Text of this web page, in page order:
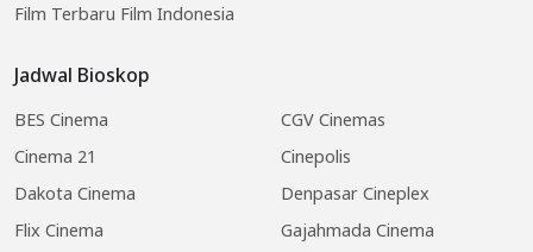
Film Terbaru Film Indonesia
Jadwal Bioskop
BES Cinema
CGV Cinemas
Cinema 21
Cinepolis
Dakota Cinema
Denpasar Cineplex
Flix Cinema
Gajahmada Cinema